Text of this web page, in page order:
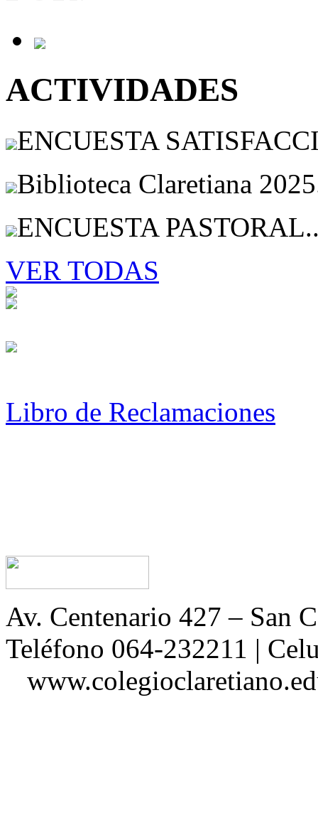
ACTIVIDADES
ENCUESTA
Biblioteca Claretiana
ENCUESTA
VER TODAS
Libro de Reclamaciones
Av. Centenario 427 –
Teléfono 064-232211 |